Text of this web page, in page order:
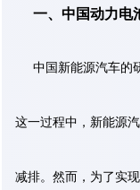
一、中国动力电
中国新能源汽车的
这一过程中，新能源
减排。然而，为了实